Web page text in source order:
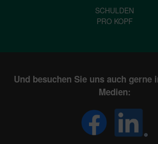
SCHULDEN
PRO KOPF
Und besuchen Sie uns auch gerne
Medien: